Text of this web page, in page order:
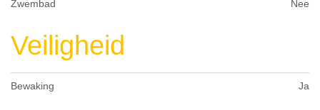
Zwembad Nee
Veiligheid
Bewaking Ja